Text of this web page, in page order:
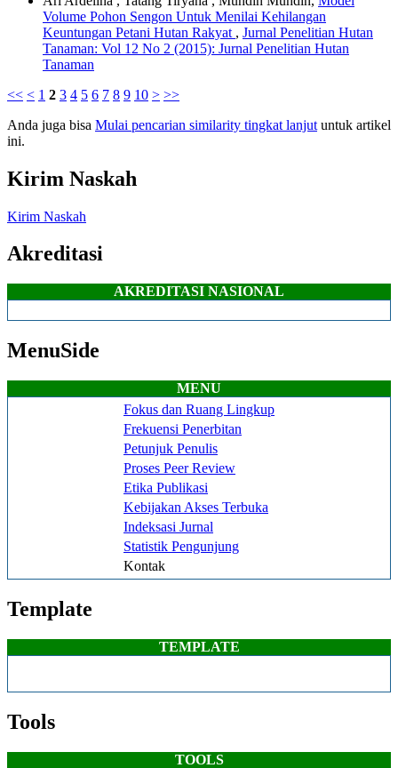
Volume Pohon Sengon Untuk Menilai Kehilangan
Keuntungan Petani Hutan Rakyat , Jurnal Penelitian Hutan
Tanaman: Vol 12 No 2 (2015): Jurnal Penelitian Hutan
Tanaman
<< < 1 2 3 4 5 6 7 8 9 10 > >>
Anda juga bisa Mulai pencarian similarity tingkat lanjut untuk artikel
ini.
Kirim Naskah
Kirim Naskah
Akreditasi
AKREDITASI NASIONAL
MenuSide
MENU
Fokus dan Ruang Lingkup
Frekuensi Penerbitan
Petunjuk Penulis
Proses Peer Review
Etika Publikasi
Kebijakan Akses Terbuka
Indeksasi Jurnal
Statistik Pengunjung
Kontak
Template
TEMPLATE
Tools
TOOLS